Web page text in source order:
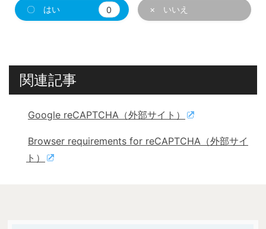
〇 はい 0 × いいえ
関連記事
Google reCAPTCHA（外部サイト）
Browser requirements for reCAPTCHA（外部サイ
ト）